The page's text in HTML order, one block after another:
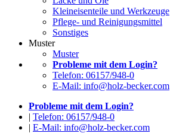
Kleineisenteile und Werkzeuge
Pflege- und Reinigungsmittel
Sonstiges
Muster
Muster
Probleme mit dem Login?
Telefon: 06157/948-0
E-Mail: info@holz-becker.com
Probleme mit dem Login?
| Telefon: 06157/948-0
| E-Mail: info@holz-becker.com